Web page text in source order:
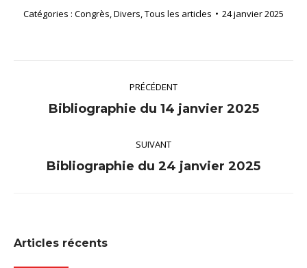
Catégories : Congrès,Divers,Tous les articles 24 janvier 2025
PRÉCÉDENT
Article
:
Bibliographie du 14 janvier 2025
SUIVANT
Article
Bibliographie du 24 janvier 2025
Articles récents